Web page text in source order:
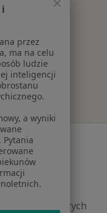
których
przez
ma na celu
ludzie
inteligencji
a wyniki
Pytania